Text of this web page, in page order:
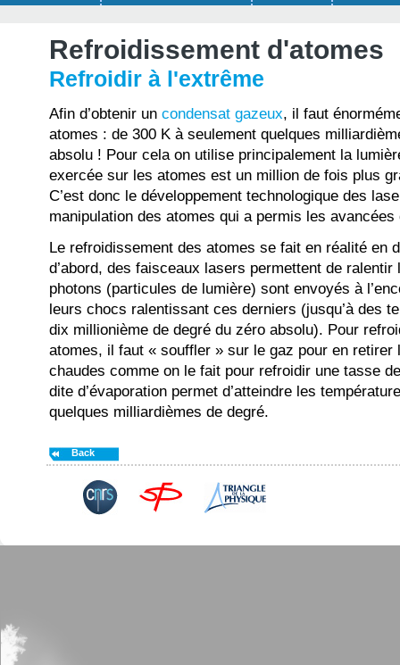
Refroidissement d'atomes
Refroidir à l'extrême
Afin d’obtenir un condensat gazeux, il faut
atomes : de 300 K à seulement quelques
absolu ! Pour cela on utilise principalement la
exercée sur les atomes est un million de fois plus
C’est donc le développement technologique des
manipulation des atomes qui a permis les avancées
Le refroidissement des atomes se fait en réalité en
d’abord, des faisceaux lasers permettent de
photons (particules de lumière) sont envoyés à
leurs chocs ralentissant ces derniers (jusqu’à des
dix millionième de degré du zéro absolu). Pour
atomes, il faut « souffler » sur le gaz pour en
chaudes comme on le fait pour refroidir une tasse
dite d’évaporation permet d’atteindre les
quelques milliardièmes de degré.
Back